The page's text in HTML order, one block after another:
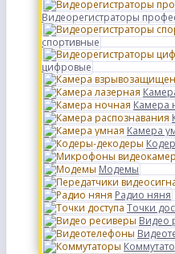
Видеорегистраторы
спортивные
цифровые
Камера
Камера
Модемы
Радио няня
Точки
Видео